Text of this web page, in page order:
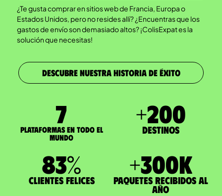
¿Te gusta comprar en sitios web de Francia, Europa o
Estados Unidos, pero no resides allí? ¿Encuentras que los
gastos de envío son demasiado altos? ¡ColisExpat es la
solución que necesitas!
DESCUBRE NUESTRA HISTORIA DE ÉXITO
7
Plataformas en todo el
mundo
+200
Destinos
83%
Clientes felices
+300K
paquetes recibidos al
año